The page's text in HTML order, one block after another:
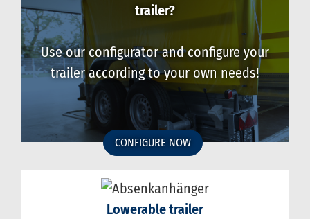
trailer?
Use our configurator and configure your
trailer according to your own needs!
CONFIGURE NOW
Lowerable trailer